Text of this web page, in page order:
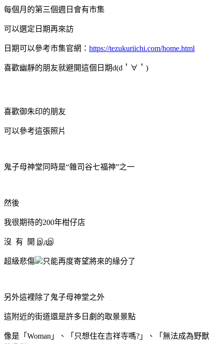
每個月的第三個週日會有市集
可以選定日期再來訪
日期可以參考市集官網： https://tezukuriichi.com/home.html
喜歡幽靜的朋友就避開這個日期d(d＇∀＇)
喜歡御朱印的朋友
可以參考這張照片
鬼子母神堂同時是“雜司谷七福神”之一
然後
我很期待的200年柑仔店
沒 有 開 இдஇ
超級悲傷 只能再度寄望將來的緣分了
另外這裡除了鬼子母神堂之外
這附近的街道還是許多日劇的取景景點
像是「Woman」、「只想住在吉祥寺嗎?」、「無法成為野獸